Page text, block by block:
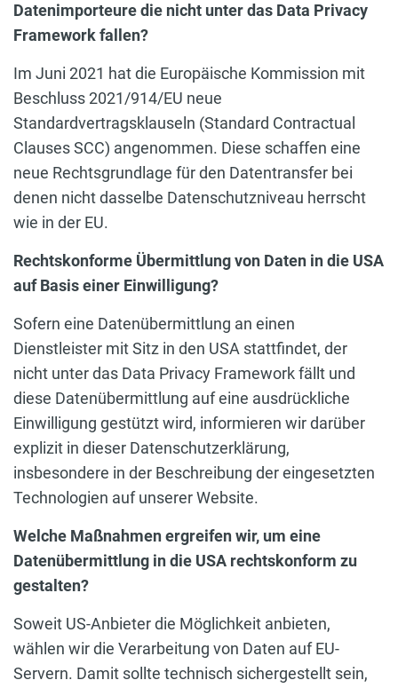
Datenimporteure die nicht unter das Data Privacy
Framework fallen?
Im Juni 2021 hat die Europäische Kommission mit
Beschluss 2021/914/EU neue
Standardvertragsklauseln (Standard Contractual
Clauses SCC) angenommen. Diese schaffen eine
neue Rechtsgrundlage für den Datentransfer bei
denen nicht dasselbe Datenschutzniveau herrscht
wie in der EU.
Rechtskonforme Übermittlung von Daten in die USA
auf Basis einer Einwilligung?
Sofern eine Datenübermittlung an einen
Dienstleister mit Sitz in den USA stattfindet, der
nicht unter das Data Privacy Framework fällt und
diese Datenübermittlung auf eine ausdrückliche
Einwilligung gestützt wird, informieren wir darüber
explizit in dieser Datenschutzerklärung,
insbesondere in der Beschreibung der eingesetzten
Technologien auf unserer Website.
Welche Maßnahmen ergreifen wir, um eine
Datenübermittlung in die USA rechtskonform zu
gestalten?
Soweit US-Anbieter die Möglichkeit anbieten,
wählen wir die Verarbeitung von Daten auf EU-
Servern. Damit sollte technisch sichergestellt sein,